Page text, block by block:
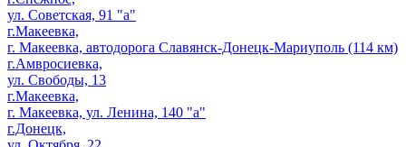
ул. Советская, 91 "а"
г.Макеевка,
г. Макеевка, автодорога Славянск-Донецк-Мариуполь (114 км)
г.Амвросиевка,
ул. Свободы, 13
г.Макеевка,
г. Макеевка, ул. Ленина, 140 "а"
г.Донецк,